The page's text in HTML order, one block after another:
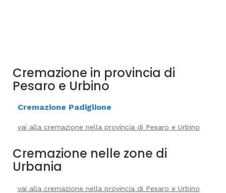
Cremazione in provincia di
Pesaro e Urbino
Cremazione Padiglione
vai alla cremazione nella provincia di Pesaro e Urbino
Cremazione nelle zone di
Urbania
vai alla cremazione nella provincia di Pesaro e Urbino